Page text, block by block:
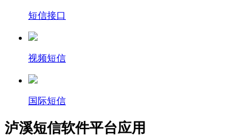
短信接口
视频短信
国际短信
泸溪短信软件平台应用